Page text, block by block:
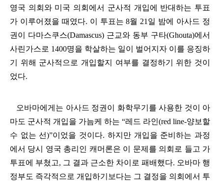
영국 의회와 미국 의회에서 군사적 개입에 반대하는 투표
가 이루어졌을 때였다. 이 투표는8월 21 일 밤에 아사드 정
권이 다마스쿠스(Damascus) 근교와 동부 구타(Ghouta)에서
사린가스로 1400명을 학살하는 일이 벌어지자 이를 응징하
기 위해 군사적으로 개입할지 여부를 결정하기 위한 것이
었다.
오바마에게는 아사드 정권이 화학무기를 사용한 것이 아
마도 군사적 개입을 가늠케 하는 “레드 라인(red line-양보할
수 없는 선)”이었을 것이다. 하지만 개입을 준비하는 과정
에서 당시 영국 총리인 캐머론은 이 문제를 의회로 들고 가
투표에 부쳤고, 그 결과 근소한 차이로 패배했다. 오바마 행
정부도 즉각적으로 개입하기보다는 그 결정을 의회에서 투